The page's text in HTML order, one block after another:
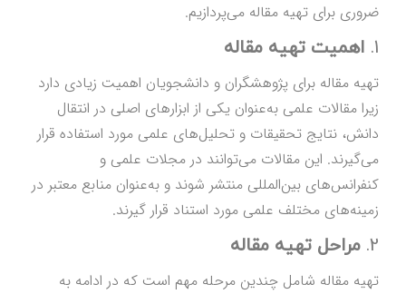
ضروری برای تهیه مقاله می‌پردازیم.
1. اهمیت تهیه مقاله
تهیه مقاله برای پژوهشگران و دانشجویان اهمیت زیادی دارد
زیرا مقالات علمی به‌عنوان یکی از ابزارهای اصلی در انتقال
دانش، نتایج تحقیقات و تحلیل‌های علمی مورد استفاده قرار
می‌گیرند. این مقالات می‌توانند در مجلات علمی و
کنفرانس‌های بین‌المللی منتشر شوند و به‌عنوان منابع معتبر در
زمینه‌های مختلف علمی مورد استناد قرار گیرند.
2. مراحل تهیه مقاله
تهیه مقاله شامل چندین مرحله مهم است که در ادامه به